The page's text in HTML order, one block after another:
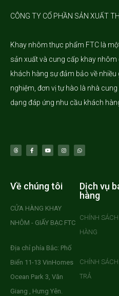
CÔNG TY CỔ PHẦN SẢN XUẤT
Khay nhômthực phẩm FTC là
sản xuất và cung cấp khay
khách hàng sự đảm bảo về
nghiệm, đơn vị tự hào là nhà
dạng đáp ứng nhu cầu khách
Về chúng tôi
CỬA HÀNG KHAY
NHÔM - GIẤY BẠC FTC
Địa chỉ phía Bắc: Phố
Biển 11-13 VinHomes
Ocean Park 3, Văn
Giang , Hưng Yên.
Dịch vụ
hàng
CHÍNH
HÀNG
CHÍNH
TRẢ